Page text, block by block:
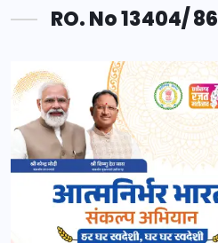
RO. No 13404/ 86